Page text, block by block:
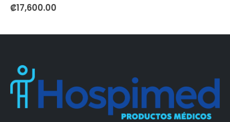
0out of 5
₡17,600.00